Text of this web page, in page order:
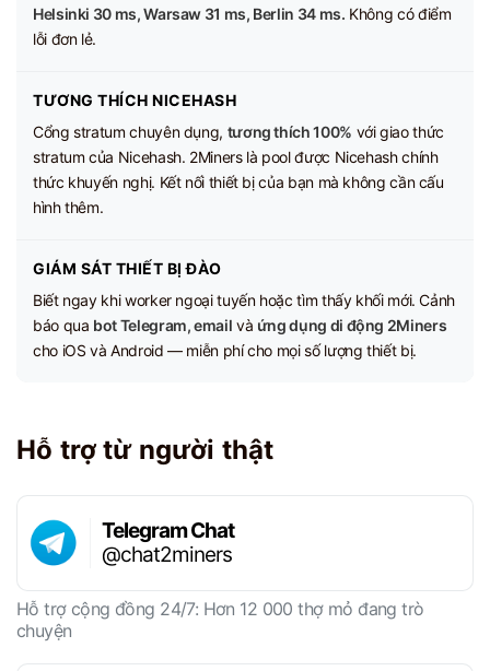
Helsinki 30 ms, Warsaw 31 ms, Berlin 34 ms. Không có điểm
lỗi đơn lẻ.
TƯƠNG THÍCH NICEHASH
Cổng stratum chuyên dụng, tương thích 100% với giao thức
stratum của Nicehash. 2Miners là pool được Nicehash chính
thức khuyến nghị. Kết nối thiết bị của bạn mà không cần cấu
hình thêm.
GIÁM SÁT THIẾT BỊ ĐÀO
Biết ngay khi worker ngoại tuyến hoặc tìm thấy khối mới. Cảnh
báo qua bot Telegram, email và ứng dụng di động 2Miners
cho iOS và Android — miễn phí cho mọi số lượng thiết bị.
Hỗ trợ từ người thật
Telegram Chat
@chat2miners
Hỗ trợ cộng đồng 24/7: Hơn 12 000 thợ mỏ đang trò
chuyện